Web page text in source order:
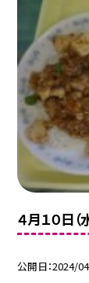
４月１０日
公開日 2024/